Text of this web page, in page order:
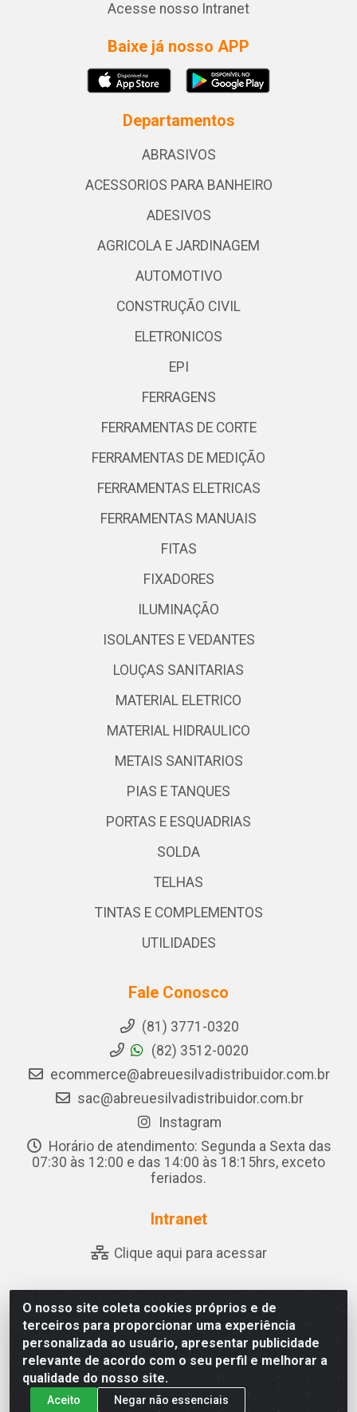
O nosso site coleta cookies próprios e de
terceiros para proporcionar uma experiência
personalizada ao usuário, apresentar publicidade
relevante de acordo com o seu perfil e melhorar a
qualidade do nosso site.
Aceito Negar não essenciais
Acesse nosso Intranet
Baixe já nosso APP
Departamentos
ABRASIVOS
ACESSORIOS PARA BANHEIRO
ADESIVOS
AGRICOLA E JARDINAGEM
AUTOMOTIVO
CONSTRUÇÃO CIVIL
ELETRONICOS
EPI
FERRAGENS
FERRAMENTAS DE CORTE
FERRAMENTAS DE MEDIÇÃO
FERRAMENTAS ELETRICAS
FERRAMENTAS MANUAIS
FITAS
FIXADORES
ILUMINAÇÃO
ISOLANTES E VEDANTES
LOUÇAS SANITARIAS
MATERIAL ELETRICO
MATERIAL HIDRAULICO
METAIS SANITARIOS
PIAS E TANQUES
PORTAS E ESQUADRIAS
SOLDA
TELHAS
TINTAS E COMPLEMENTOS
UTILIDADES
Fale Conosco
(81) 3771-0320
(82) 3512-0020
ecommerce@abreuesilvadistribuidor.com.br
sac@abreuesilvadistribuidor.com.br
Instagram
Horário de atendimento: Segunda a Sexta das
07:30 às 12:00 e das 14:00 às 18:15hrs, exceto
feriados.
Intranet
Clique aqui para acessar
Abreu & Silva - Rua Padre Jose de Souza Leite, 265 - Ariado,
Olho D'Água das Flores/AL - CEP 57.442-000 - CNPJ
04.790.656/0001-06